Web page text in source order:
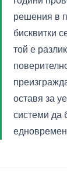
решения в
бисквитки
той е
оставя за
системи да